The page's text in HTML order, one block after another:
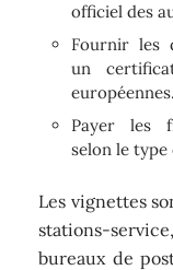
officiel des
Fournir les
un
européennes.
Payer les
selon le type
Les vignettes
stations-
bureaux de